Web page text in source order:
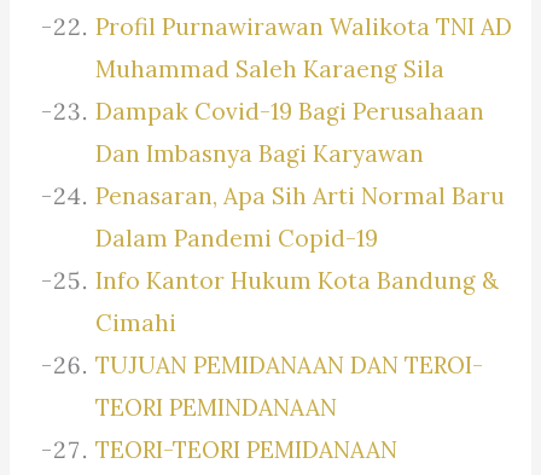
Profil Purnawirawan Walikota TNI AD
Muhammad Saleh Karaeng Sila
Dampak Covid-19 Bagi Perusahaan
Dan Imbasnya Bagi Karyawan
Penasaran, Apa Sih Arti Normal Baru
Dalam Pandemi Copid-19
Info Kantor Hukum Kota Bandung &
Cimahi
TUJUAN PEMIDANAAN DAN TEROI-
TEORI PEMINDANAAN
TEORI-TEORI PEMIDANAAN